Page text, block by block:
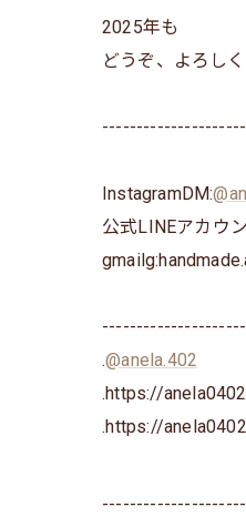
2025年も
どうぞ、よろし
InstagramDM:
公式LINEアカウ
.@anela.402
.https://
⁡.https://